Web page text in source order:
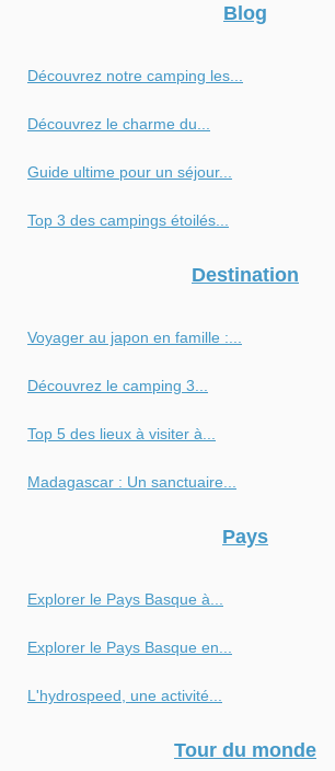
Blog
Découvrez notre camping les...
Découvrez le charme du...
Guide ultime pour un séjour...
Top 3 des campings étoilés...
Destination
Voyager au japon en famille :...
Découvrez le camping 3...
Top 5 des lieux à visiter à...
Madagascar : Un sanctuaire...
Pays
Explorer le Pays Basque à...
Explorer le Pays Basque en...
L'hydrospeed, une activité...
Tour du monde